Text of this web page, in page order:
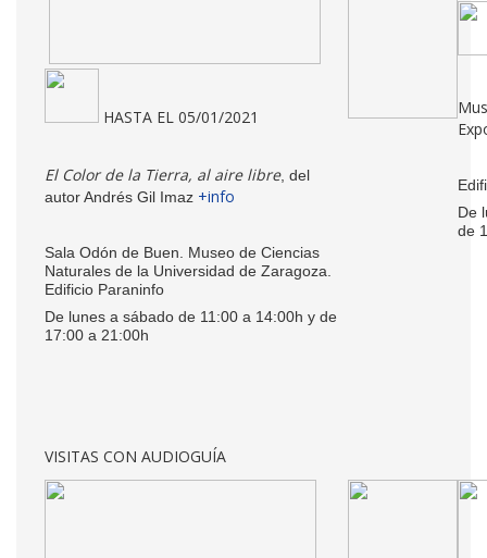
HASTA EL 05/01/2021
El Color de la Tierra, al aire libre, del
autor Andrés Gil Imaz +info
Sala Odón de Buen. Museo de Ciencias
Naturales de la Universidad de Zaragoza.
Edificio Paraninfo
De lunes a sábado de 11:00 a 14:00h y de
17:00 a 21:00h
De
de
VISITAS CON AUDIOGUÍA